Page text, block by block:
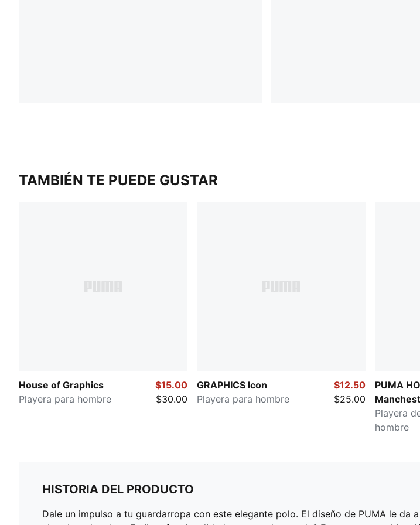
TAMBIÉN TE PUEDE GUSTAR
House of Graphics
Playera para hombre
$15.00
$30.00
GRAPHICS Icon
Playera para hombre
$12.50
$25.00
PUMA
Playera
hombre
HISTORIA DEL PRODUCTO
Dale un impulso a tu guardarropa con este elegante polo. El diseño de PUMA le